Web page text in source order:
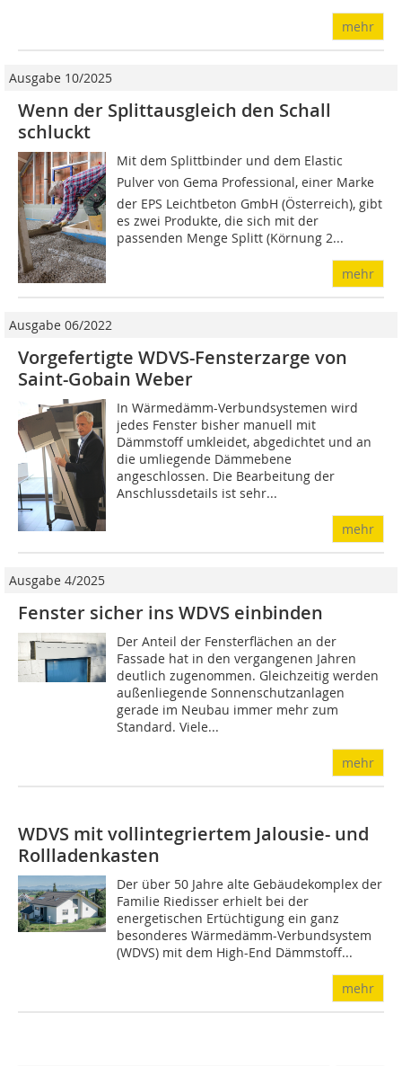
mehr
Ausgabe 10/2025
Wenn der Splittausgleich den Schall
schluckt
Mit dem Splittbinder und dem Elastic
Pulver von Gema Professional, einer Marke
der EPS Leichtbeton GmbH (Österreich), gibt
es zwei Produkte, die sich mit der
passenden Menge Splitt (Körnung 2...
mehr
Ausgabe 06/2022
Vorgefertigte WDVS-Fensterzarge von
Saint-Gobain Weber
In Wärmedämm-Verbundsystemen wird
jedes Fenster bisher manuell mit
Dämmstoff umkleidet, abgedichtet und an
die umliegende Dämmebene
angeschlossen. Die Bearbeitung der
Anschlussdetails ist sehr...
mehr
Ausgabe 4/2025
Fenster sicher ins WDVS einbinden
Der Anteil der Fensterflächen an der
Fassade hat in den vergangenen Jahren
deutlich zugenommen. Gleichzeitig werden
außenliegende Sonnenschutzanlagen
gerade im Neubau immer mehr zum
Standard. Viele...
mehr
WDVS mit vollintegriertem Jalousie- und
Rollladenkasten
Der über 50 Jahre alte Gebäudekomplex der
Familie Riedisser erhielt bei der
energetischen Ertüchtigung ein ganz
besonderes Wärmedämm-Verbundsystem
(WDVS) mit dem High-End Dämmstoff...
mehr